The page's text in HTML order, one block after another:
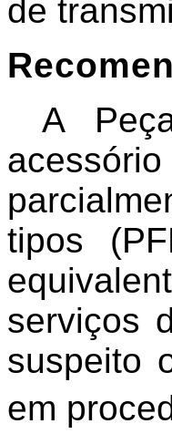
de
A
tipos
serviços
suspeito
em